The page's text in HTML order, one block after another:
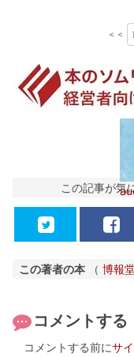
＜＜
この記事が気
この著者の本 （ 博報
コメントする
コメントする前にサ